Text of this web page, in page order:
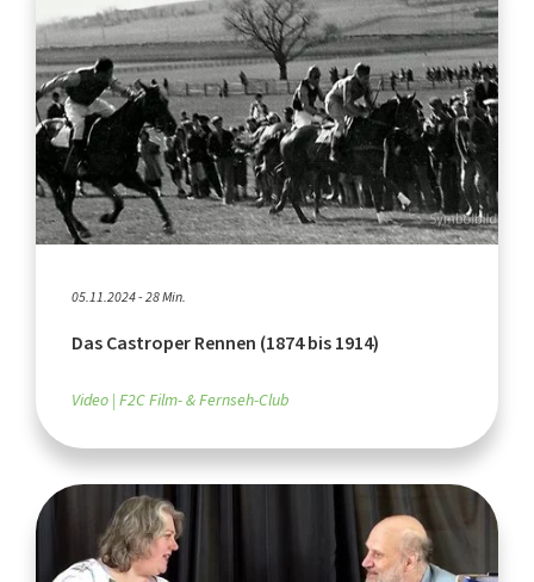
05.11.2024 - 28 Min.
Das Castroper Rennen (1874 bis 1914)
Video F2C Film- & Fernseh-Club